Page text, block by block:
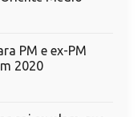
PM e ex-PM
2020